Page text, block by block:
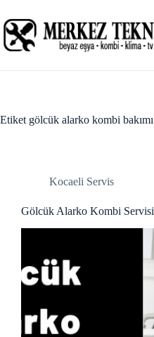
panel
panel
panel
panel
to
content
Etiket gölcük alarko kombi bakımı
Kocaeli Servis
Gölcük Alarko Kombi Servisi